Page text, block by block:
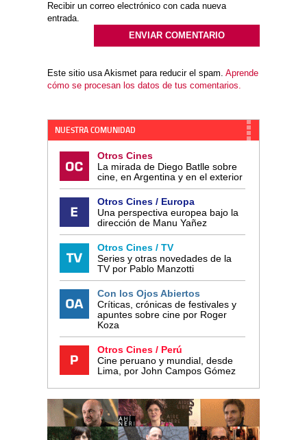
Recibir un correo electrónico con cada nueva
entrada.
Este sitio usa Akismet para reducir el spam. Aprende
cómo se procesan los datos de tus comentarios.
NUESTRA COMUNIDAD
Otros Cines
La mirada de Diego Batlle sobre
cine, en Argentina y en el exterior
Otros Cines / Europa
Una perspectiva europea bajo la
dirección de Manu Yañez
Otros Cines / TV
Series y otras novedades de la
TV por Pablo Manzotti
Con los Ojos Abiertos
Críticas, crónicas de festivales y
apuntes sobre cine por Roger
Koza
Otros Cines / Perú
Cine peruano y mundial, desde
Lima, por John Campos Gómez